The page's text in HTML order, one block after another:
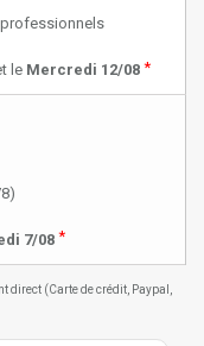
professionnels
le Mercredi 12/08 *
7/08 *
direct (Carte de crédit, Paypal,